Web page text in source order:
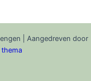
| Aangedreven door